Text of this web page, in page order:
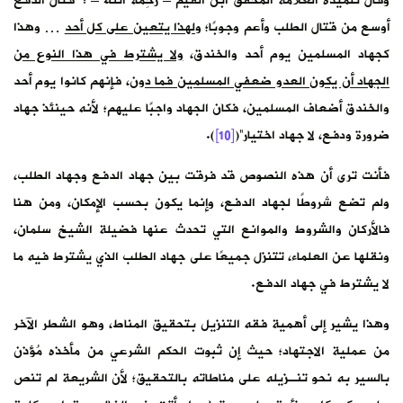
أوسع من قتال الطلب وأعم وجوبًا؛ولهذا يتعين على كل أحد… وهذا
كجهاد المسلمين يوم أحد والخندق،ولا يشترط في هذا النوع من
الجهاد أن يكون العدو ضعفي المسلمين فما دون، فإنهم كانوا يوم أحد
والخندق أضعاف المسلمين، فكان الجهاد واجبًا عليهم؛ لأنه حينئذ جهاد
ضرورة ودفع، لا جهاد اختيار”([10]
).
فأنت ترى أن هذه النصوص قد فرقت بين جهاد الدفع وجهاد الطلب،
ولم تضع شروطًا لجهاد الدفع، وإنما يكون بحسب الإمكان، ومن هنا
فالأركان والشروط والموانع التي تحدث عنها فضيلة الشيخ سلمان،
ونقلها عن العلماء، تتنزل جميعًا على جهاد الطلب الذي يشترط فيه ما
لا يشترط في جهاد الدفع.
وهذا يشير إلى أهمية فقه التنزيل بتحقيق المناط، وهو الشطر الآخر
من عملية الاجتهاد؛ حيث إن ثبوت الحكم الشرعي من مأخذه مُؤذن
بالسير به نحو تنـزيله على مناطاته بالتحقيق؛ لأن الشريعة لم تنص